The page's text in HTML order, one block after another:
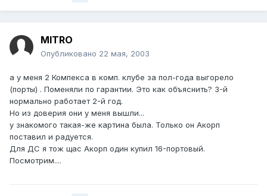
MITRO
Опубликовано 22 мая, 2003
а у меня 2 Компекса в комп. клубе за пол-года выгорело
(порты) . Поменяли по гарантии. Это как объяснить? 3-й
нормально работает 2-й год.
Но из доверия они у меня вышли...
у знакомого такая-же картина была. Только он Акорп
поставил и радуется.
Для ДС я тож щас Акорп один купил 16-портовый.
Посмотрим....